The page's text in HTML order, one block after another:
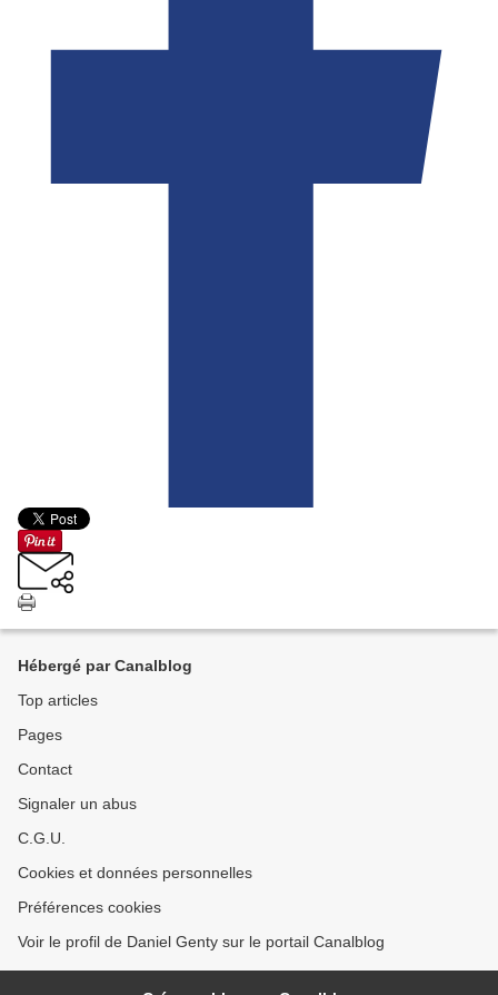
Hébergé par Canalblog
Top articles
Pages
Contact
Signaler un abus
C.G.U.
Cookies et données personnelles
Préférences cookies
Voir le profil de Daniel Genty sur le portail Canalblog